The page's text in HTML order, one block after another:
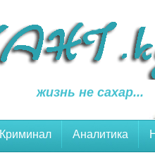
жизнь не сахар...
Криминал Аналитика